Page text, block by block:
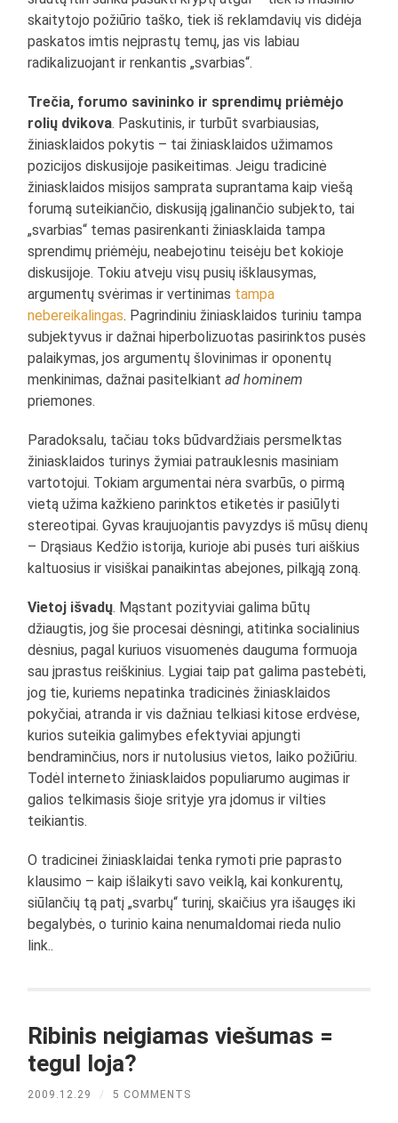
skaitytojo požiūrio taško, tiek iš reklamdavių vis didėja
paskatos imtis neįprastų temų, jas vis labiau
radikalizuojant ir renkantis „svarbias“.
Trečia, forumo savininko ir sprendimų priėmėjo
rolių dvikova. Paskutinis, ir turbūt svarbiausias,
žiniasklaidos pokytis – tai žiniasklaidos užimamos
pozicijos diskusijoje pasikeitimas. Jeigu tradicinė
žiniasklaidos misijos samprata suprantama kaip viešą
forumą suteikiančio, diskusiją įgalinančio subjekto, tai
„svarbias“ temas pasirenkanti žiniasklaida tampa
sprendimų priėmėju, neabejotinu teisėju bet kokioje
diskusijoje. Tokiu atveju visų pusių išklausymas,
argumentų svėrimas ir vertinimas tampa
nebereikalingas. Pagrindiniu žiniasklaidos turiniu tampa
subjektyvus ir dažnai hiperbolizuotas pasirinktos pusės
palaikymas, jos argumentų šlovinimas ir oponentų
menkinimas, dažnai pasitelkiantad hominem
priemones.
Paradoksalu, tačiau toks būdvardžiais persmelktas
žiniasklaidos turinys žymiai patrauklesnis masiniam
vartotojui. Tokiam argumentai nėra svarbūs, o pirmą
vietą užima kažkieno parinktos etiketės ir pasiūlyti
stereotipai. Gyvas kraujuojantis pavyzdys iš mūsų dienų
– Drąsiaus Kedžio istorija, kurioje abi pusės turi aiškius
kaltuosius ir visiškai panaikintas abejones, pilkąją zoną.
Vietoj išvadų. Mąstant pozityviai galima būtų
džiaugtis, jog šie procesai dėsningi, atitinka socialinius
dėsnius, pagal kuriuos visuomenės dauguma formuoja
sau įprastus reiškinius. Lygiai taip pat galima pastebėti,
jog tie, kuriems nepatinka tradicinės žiniasklaidos
pokyčiai, atranda ir vis dažniau telkiasi kitose erdvėse,
kurios suteikia galimybes efektyviai apjungti
bendraminčius, nors ir nutolusius vietos, laiko požiūriu.
Todėl interneto žiniasklaidos populiarumo augimas ir
galios telkimasis šioje srityje yra įdomus ir vilties
teikiantis.
O tradicinei žiniasklaidai tenka rymoti prie paprasto
klausimo – kaip išlaikyti savo veiklą, kai konkurentų,
siūlančių tą patį „svarbų“ turinį, skaičius yra išaugęs iki
begalybės, o turinio kaina nenumaldomai rieda nulio
link..
Ribinis neigiamas viešumas =
tegul loja?
2009.12.29 / 5 COMMENTS